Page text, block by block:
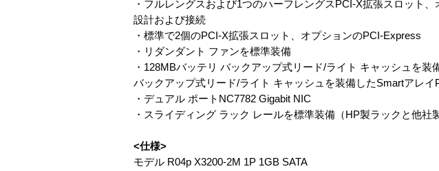
・フルレングスおよび1つのハーフレングスPCI-X拡張スロット
設計および接続
・標準で2個のPCI-X拡張スロット、オプションのPCI-Express
・リダンダント ファンを標準装備
・128MBバッテリ バックアップ式リード/ライト キャッシュを
バックアップ式リード/ライト キャッシュを装備したSmartアレイ
・デュアル ポートNC7782 Gigabit NIC
・スライディング ラック レールを標準装備（HP製ラックと他社
<仕様>
モデル R04p X3200-2M 1P 1GB SATA